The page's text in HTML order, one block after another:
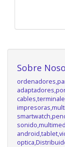
Sobre